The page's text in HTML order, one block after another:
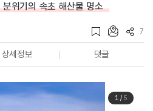
위기의 속초 해산물 명소
7
상세정보 댓글
1/ 5